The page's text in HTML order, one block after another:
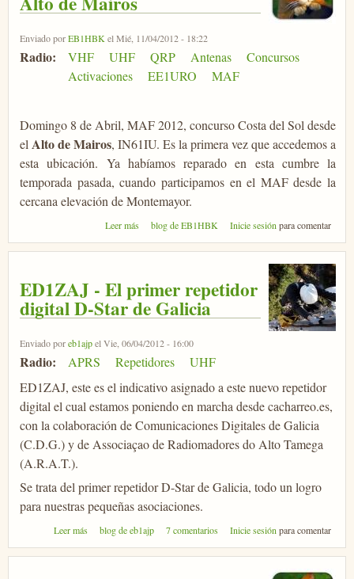
Enviado porEB1HBKel Mié, 11/04/2012 - 18:22
Radio: VHF UHF QRP Antenas
Concursos
Activaciones
EE1URO MAF
Domingo 8 de Abril, MAF 2012, concurso Costa del Sol desde
elAlto de Mairos, IN61IU. Es la primera vez que accedemos a
esta ubicación. Ya habíamos reparado en esta cumbre la
temporada pasada, cuando participamos en el MAF desde la
cercana elevación de Montemayor.
Leer más sobre Costa del Sol 2012 - IN61IU Alto de Mairos
blog de EB1HBK Inicie sesiónpara comentar
ED1ZAJ - El primer repetidor
digital D-Star de Galicia
Enviado poreb1ajpel Vie, 06/04/2012 - 16:00
Radio: APRS Repetidores
UHF
ED1ZAJ, este es el indicativo asignado a este nuevo repetidor
digital el cual estamos poniendo en marcha desde cacharreo.es,
con la colaboración de Comunicaciones Digitales de Galicia
(C.D.G.) y de Associaçao de Radiomadores do Alto Tamega
(A.R.A.T.).
Se trata del primer repetidor D-Star de Galicia, todo un logro
para nuestras pequeñas asociaciones.
Leer más sobre ED1ZAJ - El primer repetidor digital D-Star de Galicia
blog de eb1ajp 7 comentarios Inicie sesión para comentar